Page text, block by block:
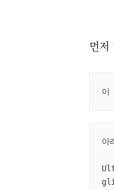
먼저
이
아